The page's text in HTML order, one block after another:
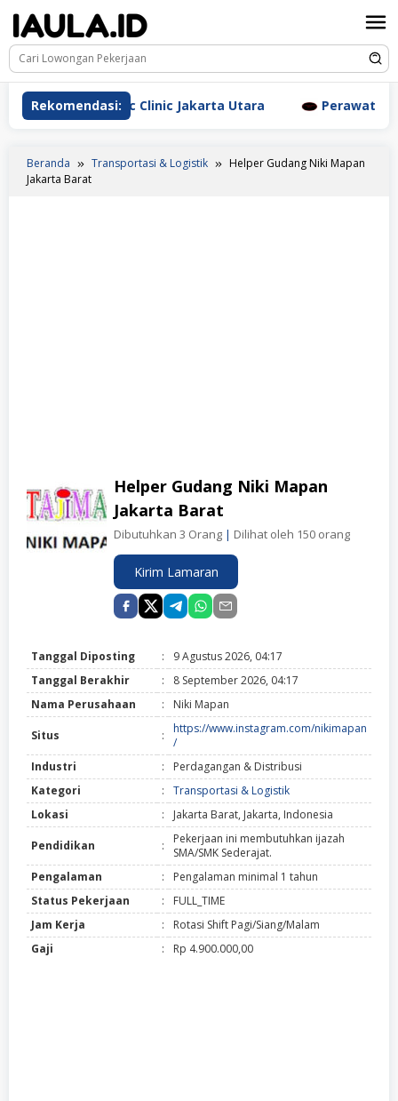
konten
Rekomendasi:
Aesthetic Clinic Jakarta Utara Perawat Dr.
Beranda Transportasi & Logistik
Helper Gudang Niki Mapan
Jakarta Barat
Helper Gudang Niki Mapan
Jakarta Barat
Dibutuhkan 3 Orang | Dilihat oleh 150 orang
Kirim Lamaran
Tanggal Diposting :
9 Agustus 2026, 04:17
Tanggal Berakhir
:
8 September 2026, 04:17
Nama Perusahaan
: Niki Mapan
Situs :
https://www.instagram.com/nikimapan
/
Industri
:
Perdagangan & Distribusi
Kategori
:
Transportasi & Logistik
Lokasi
: Jakarta Barat, Jakarta, Indonesia
Pendidikan :
Pekerjaan ini membutuhkan ijazah
SMA/SMK Sederajat.
Pengalaman
:
Pengalaman minimal 1 tahun
Status Pekerjaan
:
FULL_TIME
Jam Kerja
:
Rotasi Shift Pagi/Siang/Malam
Gaji
: Rp 4.900.000,00